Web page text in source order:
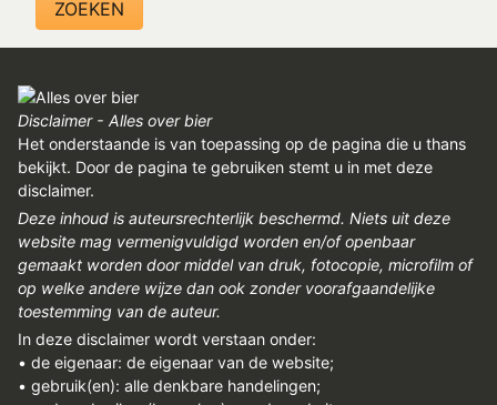
PERS/PUBLICATIES
LINKS
Disclaimer - Alles over bier
Het onderstaande is van toepassing op de pagina die u thans
bekijkt. Door de pagina te gebruiken stemt u in met deze
disclaimer.
Deze inhoud is auteursrechterlijk beschermd. Niets uit deze
website mag vermenigvuldigd worden en/of openbaar
gemaakt worden door middel van druk, fotocopie, microfilm of
op welke andere wijze dan ook zonder voorafgaandelijke
toestemming van de auteur.
In deze disclaimer wordt verstaan onder:
• de eigenaar: de eigenaar van de website;
• gebruik(en): alle denkbare handelingen;